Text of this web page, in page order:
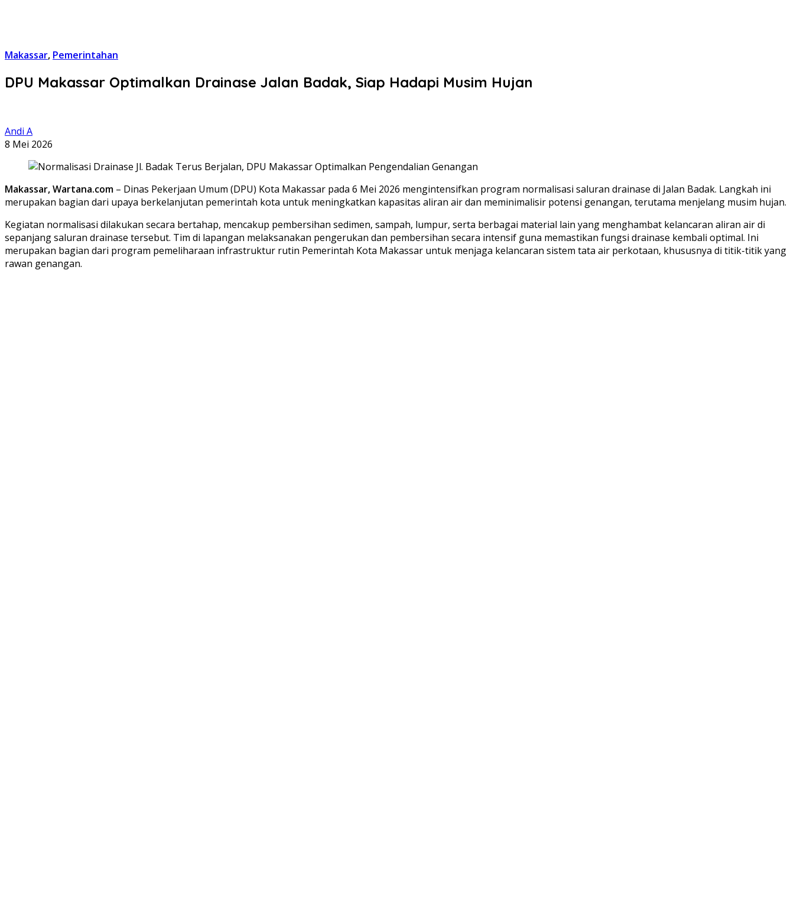
Makassar, Pemerintahan
DPU Makassar Optimalkan Drainase Jalan Badak, Siap Hadapi Musim Hujan
Andi A
8 Mei 2026
Makassar, Wartana.com – Dinas Pekerjaan Umum (DPU) Kota Makassar pada 6 Mei 2026 mengintensifkan program normalisasi saluran drainase di Jalan Badak. Langkah ini
merupakan bagian dari upaya berkelanjutan pemerintah kota untuk meningkatkan kapasitas aliran air dan meminimalisir potensi genangan, terutama menjelang musim hujan.
Kegiatan normalisasi dilakukan secara bertahap, mencakup pembersihan sedimen, sampah, lumpur, serta berbagai material lain yang menghambat kelancaran aliran air di
sepanjang saluran drainase tersebut. Tim di lapangan melaksanakan pengerukan dan pembersihan secara intensif guna memastikan fungsi drainase kembali optimal. Ini
merupakan bagian dari program pemeliharaan infrastruktur rutin Pemerintah Kota Makassar untuk menjaga kelancaran sistem tata air perkotaan, khususnya di titik-titik yang
rawan genangan.